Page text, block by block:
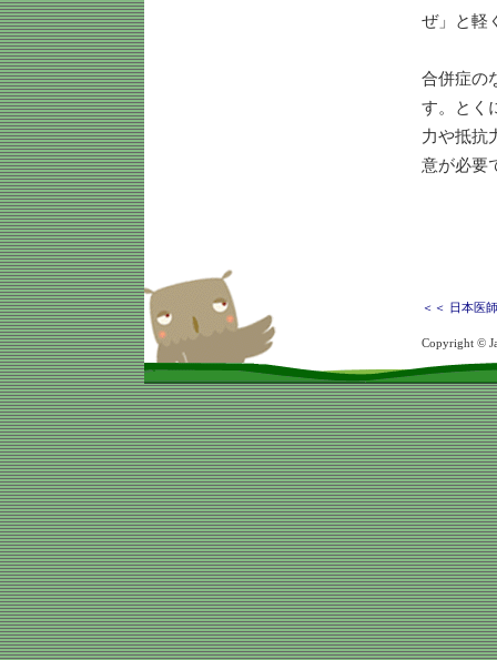
ぜ」と軽
合併症の
す。とく
力や抵抗
意が必要
＜＜ 日本医
Copyright ©